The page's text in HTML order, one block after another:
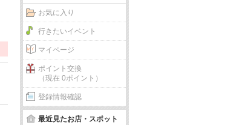
お気に入り
行きたいイベント
マイページ
ポイント交換
（現在 0ポイント）
登録情報確認
最近見たお店・スポット